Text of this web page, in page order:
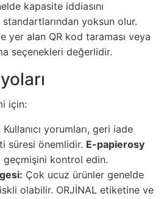
kapasite iddiasını
yoksun olur.
yer alan QR kod taraması veya
seçenekleri değerlidir.
için:
Kullanıcı yorumları, geri iade
süresi önemlidir. E-papierosy
geçmişini kontrol edin.
Çok ucuz ürünler genelde
olabilir. ORJİNAL etiketine ve